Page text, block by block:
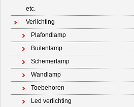
etc.
Verlichting
Plafondlamp
Buitenlamp
Schemerlamp
Wandlamp
Toebehoren
Led verlichting